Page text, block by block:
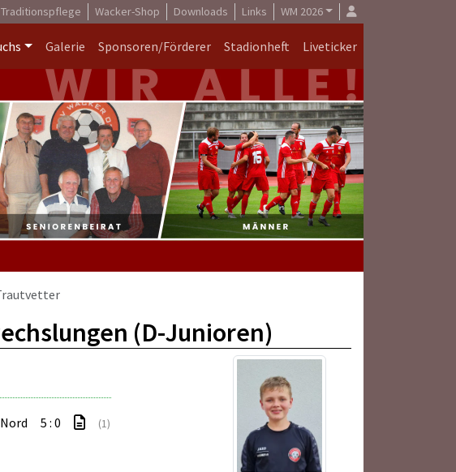
Traditionspflege Wacker-Shop Downloads Links WM 2026
Galerie Sponsoren/Förderer Stadionheft Liveticker
(D-Junioren)
5 : 0 (1)